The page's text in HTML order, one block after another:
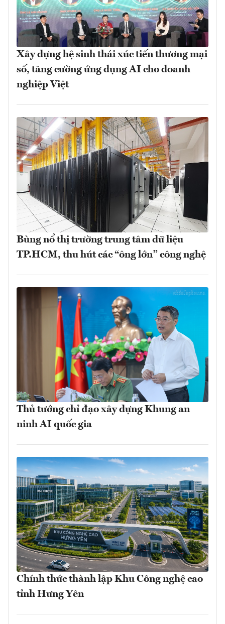
Xây dựng hệ sinh thái xúc tiến thương mại
số, tăng cường ứng dụng AI cho doanh
nghiệp Việt
Bùng nổ thị trường trung tâm dữ liệu
TP.HCM, thu hút các “ông lớn” công nghệ
Thủ tướng chỉ đạo xây dựng Khung an
ninh AI quốc gia
Chính thức thành lập Khu Công nghệ cao
tỉnh Hưng Yên